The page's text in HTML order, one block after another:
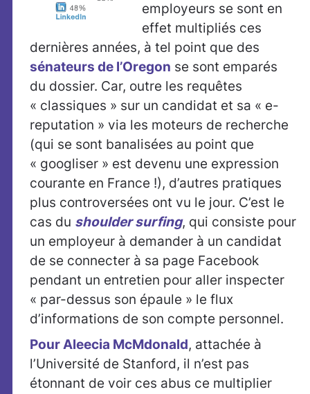
employeurs se sont en
effet multipliés ces
dernières années, à tel point que des
sénateurs de l’Oregon se sont emparés
du dossier. Car, outre les requêtes
« classiques » sur un candidat et sa « e-
reputation » via les moteurs de recherche
(qui se sont banalisées au point que
« googliser » est devenu une expression
courante en France !), d’autres pratiques
plus controversées ont vu le jour. C’est le
cas du shoulder surfing, qui consiste pour
un employeur à demander à un candidat
de se connecter à sa page Facebook
pendant un entretien pour aller inspecter
« par-dessus son épaule » le flux
d’informations de son compte personnel.
Pour Aleecia McMdonald, attachée à
l’Université de Stanford, il n’est pas
étonnant de voir ces abus ce multiplier